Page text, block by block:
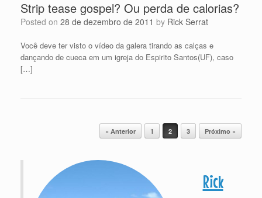
Strip tease gospel? Ou perda de calorias?
Posted on 28 de dezembro de 2011 by Rick Serrat
Você deve ter visto o vídeo da galera tirando as calças e
dançando de cueca em um igreja do Espirito Santos(UF), caso
[…]
« Anterior 1 2 3 Próximo »
Rick